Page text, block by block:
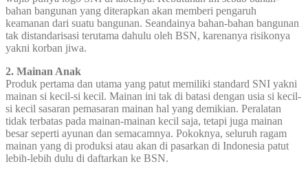
bahan bangunan yang diterapkan akan memberi pengaruh
keamanan dari suatu bangunan. Seandainya bahan-bahan bangunan
tak distandarisasi terutama dahulu oleh BSN, karenanya risikonya
yakni korban jiwa.
2. Mainan Anak
Produk pertama dan utama yang patut memiliki standard SNI yakni
mainan si kecil-si kecil. Mainan ini tak di batasi dengan usia si kecil-
si kecil sasaran pemasaran mainan hal yang demikian. Peralatan
tidak terbatas pada mainan-mainan kecil saja, tetapi juga mainan
besar seperti ayunan dan semacamnya. Pokoknya, seluruh ragam
mainan yang di produksi atau akan di pasarkan di Indonesia patut
lebih-lebih dulu di daftarkan ke BSN.